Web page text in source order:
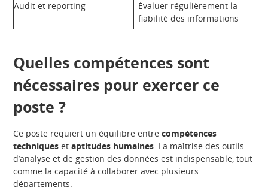
Audit et reporting
Évaluer régulièrement la
fiabilité des informations
Quelles compétences sont
nécessaires pour exercer ce
poste ?
Ce poste requiert un équilibre entrecompétences
techniques etaptitudes humaines. La maîtrise des outils
d’analyse et de gestion des données est indispensable, tout
comme la capacité à collaborer avec plusieurs
départements.